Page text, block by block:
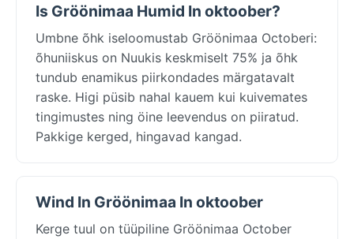
Is Gröönimaa Humid In oktoober?
Umbne õhk iseloomustab Gröönimaa Octoberi:
õhuniiskus on Nuukis keskmiselt 75% ja õhk
tundub enamikus piirkondades märgatavalt
raske. Higi püsib nahal kauem kui kuivemates
tingimustes ning öine leevendus on piiratud.
Pakkige kerged, hingavad kangad.
Wind In Gröönimaa In oktoober
Kerge tuul on tüüpiline Gröönimaa October